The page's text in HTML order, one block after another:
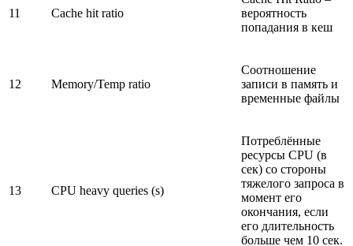
11 Cache hit ratio
вероятность
попадания в кеш
12 Memory/Temp ratio
Соотношение
записи в память и
временные файлы
13 CPU heavy queries (s)
Потреблённые
ресурсы CPU (в
сек) со стороны
тяжелого запроса в
момент его
окончания, если
его длительность
больше чем 10 сек.